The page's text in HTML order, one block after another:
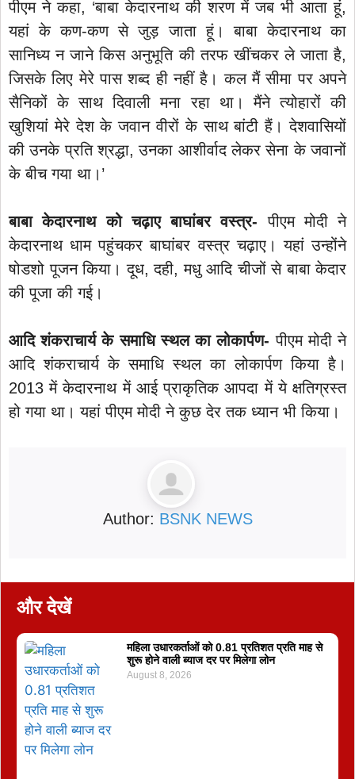
पीएम ने कहा, ‘बाबा केदारनाथ की शरण में जब भी आता हूं,
यहां के कण-कण से जुड़ जाता हूं। बाबा केदारनाथ का
सानिध्य न जाने किस अनुभूति की तरफ खींचकर ले जाता है,
जिसके लिए मेरे पास शब्द ही नहीं है। कल मैं सीमा पर अपने
सैनिकों के साथ दिवाली मना रहा था। मैंने त्योहारों की
खुशियां मेरे देश के जवान वीरों के साथ बांटी हैं। देशवासियों
की उनके प्रति श्रद्धा, उनका आशीर्वाद लेकर सेना के जवानों
के बीच गया था।’
बाबा केदारनाथ को चढ़ाए बाघांबर वस्त्र-पीएम मोदी ने
केदारनाथ धाम पहुंचकर बाघांबर वस्त्र चढ़ाए। यहां उन्होंने
षोडशो पूजन किया। दूध, दही, मधु आदि चीजों से बाबा केदार
की पूजा की गई।
आदि शंकराचार्य के समाधि स्थल का लोकार्पण-पीएम मोदी ने
आदि शंकराचार्य के समाधि स्थल का लोकार्पण किया है।
2013 में केदारनाथ में आई प्राकृतिक आपदा में ये क्षतिग्रस्त
हो गया था। यहां पीएम मोदी ने कुछ देर तक ध्यान भी किया।
Author: BSNK NEWS
और देखें
महिला उधारकर्ताओं को 0.81 प्रतिशत प्रति माह से
शुरू होने वाली ब्याज दर पर मिलेगा लोन
August 8, 2026